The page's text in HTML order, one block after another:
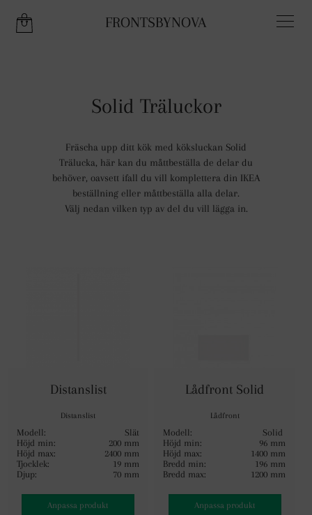
FRONTSBYNOVA
Solid Träluckor
Fräscha upp ditt kök med köksluckan Solid
Trälucka, här kan du måttbeställa de delar du
behöver, oavsett ifall du vill komplettera din IKEA
beställning eller måttbeställa alla delar.
Välj nedan vilken typ av del du vill lägga in.
Distanslist
Distanslist
Modell:
Slät
Höjd min:
200 mm
Höjd max:
2400 mm
Tjocklek:
19 mm
Djup:
70 mm
Anpassa produkt
Lådfront Solid
Lådfront
Modell:
Solid
Höjd min:
96 mm
Höjd max:
1400 mm
Bredd min:
196 mm
Bredd max:
1200 mm
Anpassa produkt